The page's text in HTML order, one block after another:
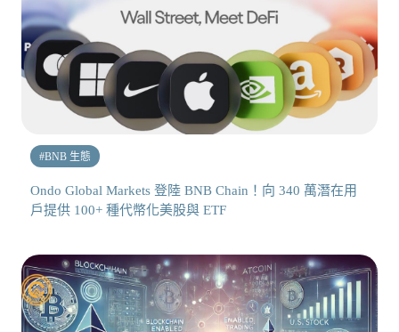
#BNB 生態
Ondo Global Markets 登陸 BNB Chain！向 340 萬潛在用
戶提供 100+ 種代幣化美股與 ETF